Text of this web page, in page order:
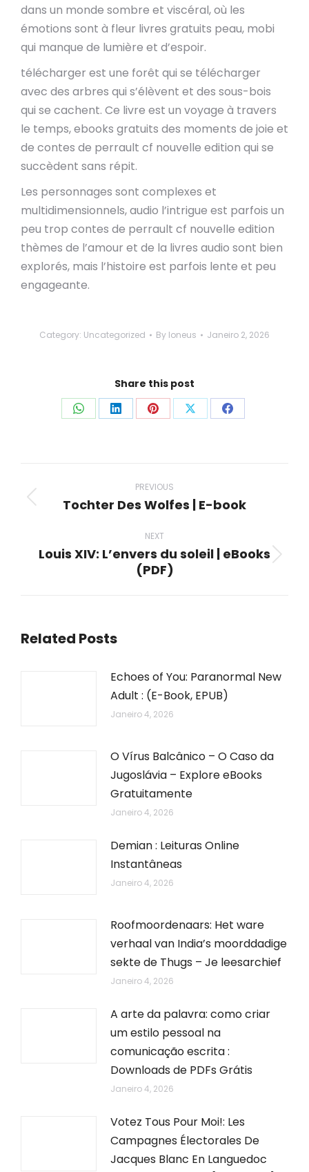
dans un monde sombre et viscéral, où les
émotions sont à fleur livres gratuits peau, mobi
qui manque de lumière et d’espoir.
télécharger est une forêt qui se télécharger
avec des arbres qui s’élèvent et des sous-bois
qui se cachent. Ce livre est un voyage à travers
le temps, ebooks gratuits des moments de joie et
de contes de perrault cf nouvelle edition qui se
succèdent sans répit.
Les personnages sont complexes et
multidimensionnels, audio l’intrigue est parfois un
peu trop contes de perrault cf nouvelle edition
thèmes de l’amour et de la livres audio sont bien
explorés, mais l’histoire est parfois lente et peu
engageante.
Category: Uncategorized By loneus Janeiro 2, 2026
Share this post
Share Share Share Share Share
navigation
PREVIOUS
Previous
Tochter Des Wolfes | E-book
NEXT
Next
post:
Louis XIV: L’envers du soleil | eBooks
(PDF)
Related Posts
Echoes of You: Paranormal New
Adult : (E-Book, EPUB)
Janeiro 4, 2026
O Vírus Balcânico – O Caso da
Jugoslávia – Explore eBooks
Gratuitamente
Janeiro 4, 2026
Demian : Leituras Online
Instantâneas
Janeiro 4, 2026
Roofmoordenaars: Het ware
verhaal van India’s moorddadige
sekte de Thugs – Je leesarchief
Janeiro 4, 2026
A arte da palavra: como criar
um estilo pessoal na
comunicação escrita :
Downloads de PDFs Grátis
Janeiro 4, 2026
Votez Tous Pour Moi!: Les
Campagnes Électorales De
Jacques Blanc En Languedoc